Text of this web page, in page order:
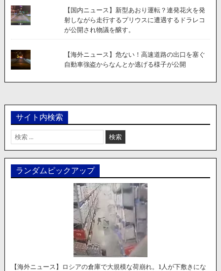
【国内ニュース】新型あおり運転？連発花火を発
射しながら走行するプリウスに遭遇するドラレコ
が公開され物議を醸す。
【海外ニュース】危ない！高速道路の出口を塞ぐ
自動車強盗からなんとか逃げる様子が公開
サイト内検索
検
索:
ランダムピックアップ
【海外ニュース】ロシアの倉庫で大規模な荷崩れ。1人が下敷きにな